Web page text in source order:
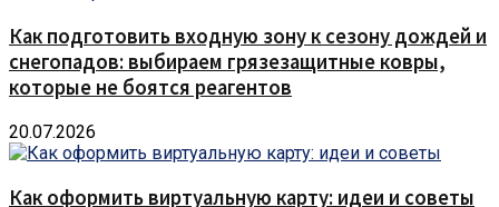
Как подготовить входную зону к сезону дождей и
снегопадов: выбираем грязезащитные ковры,
которые не боятся реагентов
20.07.2026
Как оформить виртуальную карту: идеи и советы